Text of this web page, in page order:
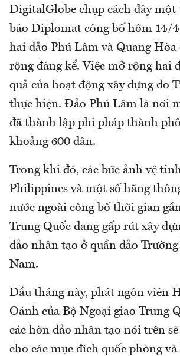
DigitalGlobe chụp cách đây một
báo Diplomat công bố hôm 14/
hai đảo Phú Lâm và Quang Hòa
rộng đáng kể. Việc mở rộng hai
quả của hoạt động xây dựng do
thực hiện. Đảo Phú Lâm là nơi
đã thành lập phi pháp thành
khoảng 600 dân.
Trong khi đó, các bức ảnh vệ
Philippines và một số hãng
nước ngoài công bố thời gian
Trung Quốc đang gấp rút xây
đảo nhân tạo ở quần đảo Trường
Nam.
Đầu tháng này, phát ngôn viên
Oánh của Bộ Ngoại giao Trung
các hòn đảo nhân tạo nói trên
cho các mục đích quốc phòng và